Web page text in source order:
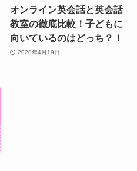
オンライン英会話と英会話
教室の徹底比較！子どもに
向いているのはどっち？！
2020年4月19日